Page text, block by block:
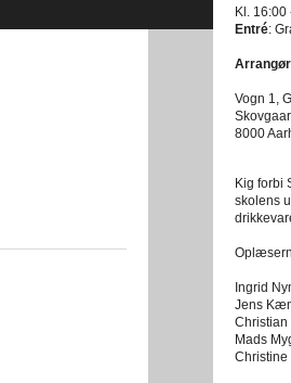
Kl. 16:00
Entré:
Vogn 1,
8000
Kig forbi
skolens
Ingrid
Jens
Christian
Mads
Christine